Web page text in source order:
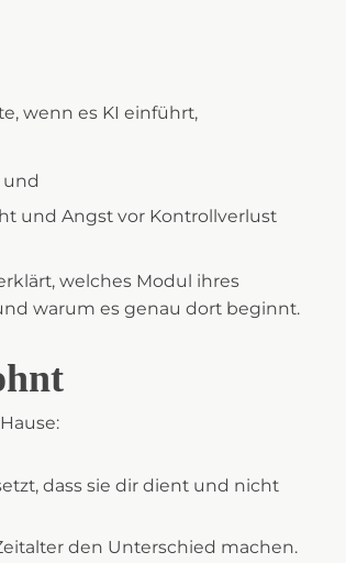
wenn es KI einführt,
und Angst vor Kontrollverlust
welches Modul ihres
warum es genau dort beginnt.
dass sie dir dient und nicht
den Unterschied machen.